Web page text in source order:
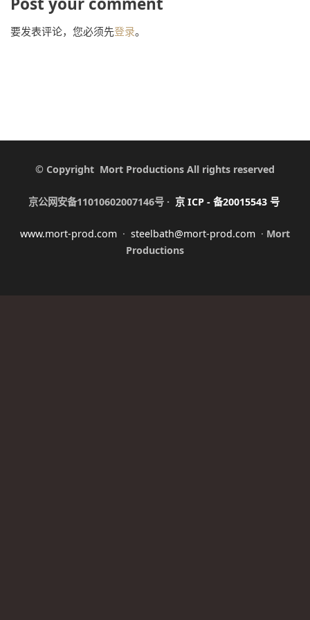
要发表评论，您必须先登录。
© Copyright Mort Productions All rights reserved
京公网安备11010602007146号 · 京ICP - 备20015543 号
www.mort-prod.com · steelbath@mort-prod.com · Mort
Productions